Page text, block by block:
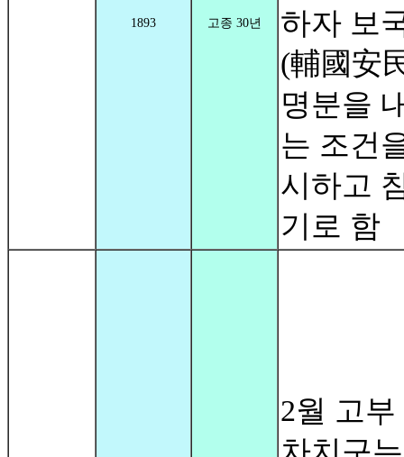
1893 고종 30년
하자 보
(輔國安
명분을
는 조건
시하고
기로 함
2월 고